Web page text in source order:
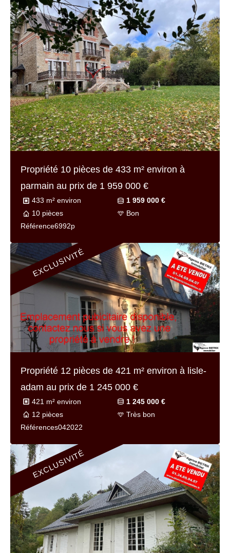
Propriété 10 pièces de 433 m² environ à
parmain au prix de 1 959 000 €
433 m² environ
1 959 000 €
10 pièces
Bon
Référence6992p
EXCLUSIVITÉ
Propriété 12 pièces de 421 m² environ à lisle-
adam au prix de 1 245 000 €
421 m² environ
1 245 000 €
12 pièces
Très bon
Références042022
EXCLUSIVITÉ